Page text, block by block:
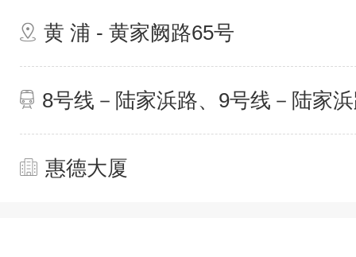
黄 浦 - 黄家阙路65号
8号线－陆家浜路、9号线－陆家
惠德大厦